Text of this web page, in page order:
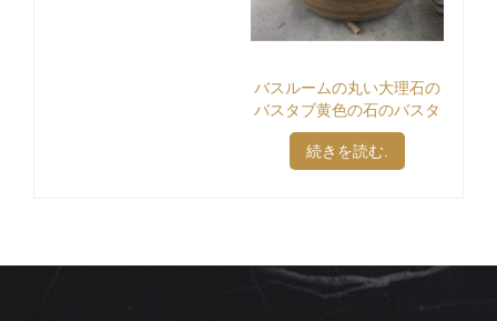
バスルームの丸い大理石の
バスタブ黄色の石のバスタ